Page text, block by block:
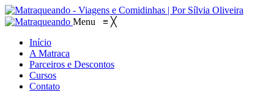
Menu ≡ ╳
Início
A Matraca
Parceiros e Descontos
Cursos
Contato